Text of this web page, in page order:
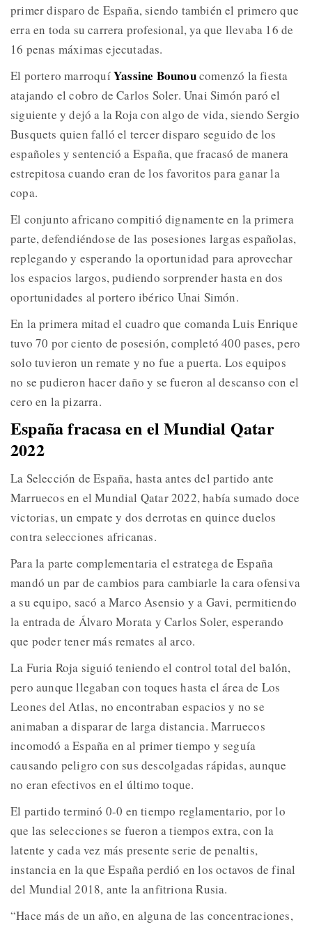
primer disparo de España, siendo también el primero que
erra en toda su carrera profesional, ya que llevaba 16 de
16 penas máximas ejecutadas.
El portero marroquíYassine Bounoucomenzó la fiesta
atajando el cobro de Carlos Soler. Unai Simón paró el
siguiente y dejó a la Roja con algo de vida, siendo Sergio
Busquets quien falló el tercer disparo seguido de los
españoles y sentenció a España, que fracasó de manera
estrepitosa cuando eran de los favoritos para ganar la
copa.
El conjunto africano compitió dignamente en la primera
parte, defendiéndose de las posesiones largas españolas,
replegando y esperando la oportunidad para aprovechar
los espacios largos, pudiendo sorprender hasta en dos
oportunidades al portero ibérico Unai Simón.
En la primera mitad el cuadro que comanda Luis Enrique
tuvo 70 por ciento de posesión, completó 400 pases, pero
solo tuvieron un remate y no fue a puerta. Los equipos
no se pudieron hacer daño y se fueron al descanso con el
cero en la pizarra.
España fracasa en el Mundial Qatar
2022
La Selección de España, hasta antes del partido ante
Marruecos en el Mundial Qatar 2022, había sumado doce
victorias, un empate y dos derrotas en quince duelos
contra selecciones africanas.
Para la parte complementaria el estratega de España
mandó un par de cambios para cambiarle la cara ofensiva
a su equipo, sacó a Marco Asensio y a Gavi, permitiendo
la entrada de Álvaro Morata y Carlos Soler, esperando
que poder tener más remates al arco.
La Furia Roja siguió teniendo el control total del balón,
pero aunque llegaban con toques hasta el área de Los
Leones del Atlas, no encontraban espacios y no se
animaban a disparar de larga distancia. Marruecos
incomodó a España en al primer tiempo y seguía
causando peligro con sus descolgadas rápidas, aunque
no eran efectivos en el último toque.
El partido terminó 0-0 en tiempo reglamentario, por lo
que las selecciones se fueron a tiempos extra, con la
latente y cada vez más presente serie de penaltis,
instancia en la que España perdió en los octavos de final
del Mundial 2018, ante la anfitriona Rusia.
“Hace más de un año, en alguna de las concentraciones,